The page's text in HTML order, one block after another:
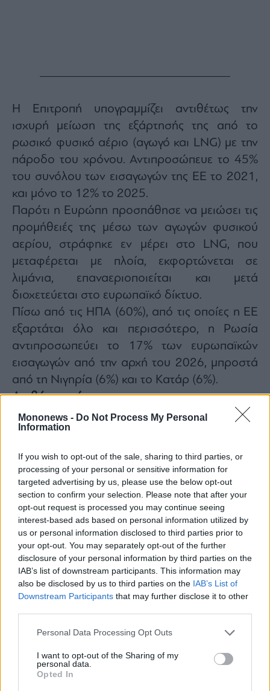
Mononews - Do Not Process My Personal
Information
If you wish to opt-out of the sale, sharing to third parties, or
processing of your personal or sensitive information for
targeted advertising by us, please use the below opt-out
section to confirm your selection. Please note that after your
opt-out request is processed you may continue seeing
interest-based ads based on personal information utilized by
us or personal information disclosed to third parties prior to
your opt-out. You may separately opt-out of the further
disclosure of your personal information by third parties on the
IAB’s list of downstream participants. This information may
also be disclosed by us to third parties on the IAB’s List of
Downstream Participants that may further disclose it to other
Personal Data Processing Opt Outs
I want to opt-out of the Sharing of my
personal data.
Opted In
Η Επιτροπή υπογραμμίζει αντιθέτως την
ισχυρή μείωση της εξάρτησής της από το
ρωσικό φυσικό αέριο (αγωγό και LNG) με την
πάροδο του χρόνου. Αντιπροσώπευε το 45%
του συνόλου των εισαγωγών της ΕΕ το 2021,
και μόνο το 12% το 2025.
Παρότι η Ευρώπη προσπάθησε να μειώσει τις
προμήθειές της μέσω των αγωγών φυσικού
αερίου, στράφηκε εν μέρει στο LNG, που
μεταφέρεται με πλοία, εκφορτώνεται σε
λιμάνια, επαναεριοποιείται και μετά
διοχετεύεται στο ευρωπαϊκό δίκτυο.
Πίσω από τις ΗΠΑ (60%), από τις οποίες η ΕΕ
εξαρτάται όλο και περισσότερο, η Ρωσία
αντιπροσωπεύει το 17% των ευρωπαϊκών
εισαγωγών από την αρχή του 2026, μπροστά
από τη Νιγηρία (6%) και το Κατάρ (6%).
Διαβάστε επίσης